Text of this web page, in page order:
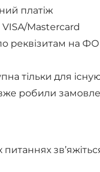
платіж
Mastercard
реквізитам на
тільки для
вже робили
питаннях